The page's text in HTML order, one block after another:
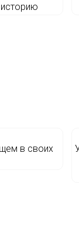
в своих